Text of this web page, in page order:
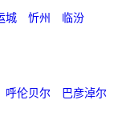
城 忻州
临汾
呼伦贝尔
巴彦淖尔